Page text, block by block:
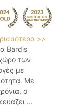
>>
Bardis
των
με
Με
ο
...